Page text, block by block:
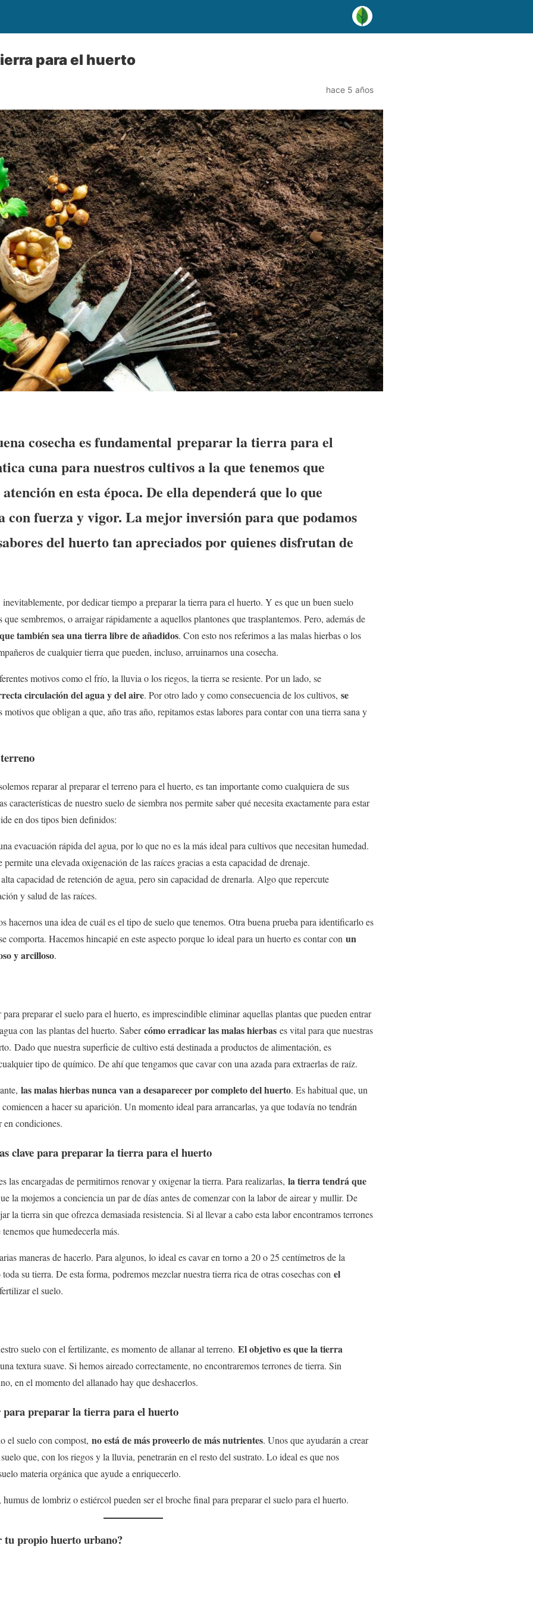
para el huerto
hace 5 años
cosecha es fundamental preparar la tierra para el
cuna para nuestros cultivos a la que tenemos que
en esta época. De ella dependerá que lo que
con fuerza y vigor. La mejor inversión para que podamos
del huerto tan apreciados por quienes disfrutan de
por dedicar tiempo a preparar la tierra para el huerto. Y es que un buen suelo
sembremos, o arraigar rápidamente a aquellos plantones que trasplantemos. Pero, además de
también sea una tierra libre de añadidos. Con esto nos referimos a las malas hierbas o los
de cualquier tierra que pueden, incluso, arruinarnos una cosecha.
motivos como el frío, la lluvia o los riegos, la tierra se resiente. Por un lado, se
circulación del agua y del aire. Por otro lado y como consecuencia de los cultivos, se
motivos que obligan a que, año tras año, repitamos estas labores para contar con una tierra sana y
reparar al preparar el terreno para el huerto, es tan importante como cualquiera de sus
características de nuestro suelo de siembra nos permite saber qué necesita exactamente para estar
en dos tipos bien definidos:
evacuación rápida del agua, por lo que no es la más ideal para cultivos que necesitan humedad.
una elevada oxigenación de las raíces gracias a esta capacidad de drenaje.
capacidad de retención de agua, pero sin capacidad de drenarla. Algo que repercute
y salud de las raíces.
hacernos una idea de cuál es el tipo de suelo que tenemos. Otra buena prueba para identificarlo es
comporta. Hacemos hincapié en este aspecto porque lo ideal para un huerto es contar con un
y arcilloso.
preparar el suelo para el huerto, es imprescindible eliminar aquellas plantas que pueden entrar
con las plantas del huerto. Sabercómo erradicar las malas hierbas es vital para que nuestras
Dado que nuestra superficie de cultivo está destinada a productos de alimentación, es
tipo de químico. De ahí que tengamos que cavar con una azada para extraerlas de raíz.
las malas hierbas nunca van a desaparecer por completo del huerto. Es habitual que, un
comiencen a hacer su aparición. Un momento ideal para arrancarlas, ya que todavía no tendrán
en condiciones.
clave para preparar la tierra para el huerto
las encargadas de permitirnos renovar y oxigenar la tierra. Para realizarlas, la tierra tendrá que
la mojemos a conciencia un par de días antes de comenzar con la labor de airear y mullir. De
la tierra sin que ofrezca demasiada resistencia. Si al llevar a cabo esta labor encontramos terrones
que humedecerla más.
maneras de hacerlo. Para algunos, lo ideal es cavar en torno a 20 o 25 centímetros de la
su tierra. De esta forma, podremos mezclar nuestra tierra rica de otras cosechas con el
el suelo.
suelo con el fertilizante, es momento de allanar al terreno. El objetivo es que la tierra
textura suave. Si hemos aireado correctamente, no encontraremos terrones de tierra. Sin
en el momento del allanado hay que deshacerlos.
preparar la tierra para el huerto
el suelo con compost, no está de más proveerlo de más nutrientes. Unos que ayudarán a crear
que, con los riegos y la lluvia, penetrarán en el resto del sustrato. Lo ideal es que nos
materia orgánica que ayude a enriquecerlo.
de lombriz o estiércol pueden ser el broche final para preparar el suelo para el huerto.
tu propio huerto urbano?